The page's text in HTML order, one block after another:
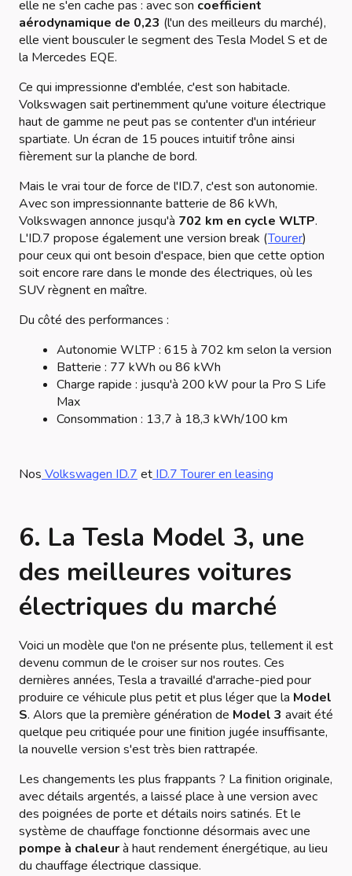
elle ne s'en cache pas : avec son coefficient
aérodynamique de 0,23 (l'un des meilleurs du marché),
elle vient bousculer le segment des Tesla Model S et de
la Mercedes EQE.
Ce qui impressionne d'emblée, c'est son habitacle.
Volkswagen sait pertinemment qu'une voiture électrique
haut de gamme ne peut pas se contenter d'un intérieur
spartiate. Un écran de 15 pouces intuitif trône ainsi
fièrement sur la planche de bord.
Mais le vrai tour de force de l'ID.7, c'est son autonomie.
Avec son impressionnante batterie de 86 kWh,
Volkswagen annonce jusqu'à 702 km en cycle WLTP.
L'ID.7 propose également une version break (Tourer)
pour ceux qui ont besoin d'espace, bien que cette option
soit encore rare dans le monde des électriques, où les
SUV règnent en maître.
Du côté des performances :
Autonomie WLTP : 615 à 702 km selon la version
Batterie : 77 kWh ou 86 kWh
Charge rapide : jusqu'à 200 kW pour la Pro S Life
Max
Consommation : 13,7 à 18,3 kWh/100 km
Nos Volkswagen ID.7 et ID.7 Tourer en leasing
6. La Tesla Model 3, une
des meilleures voitures
électriques du marché
Voici un modèle que l'on ne présente plus, tellement il est
devenu commun de le croiser sur nos routes. Ces
dernières années, Tesla a travaillé d'arrache-pied pour
produire ce véhicule plus petit et plus léger que la Model
S. Alors que la première génération de Model 3 avait été
quelque peu critiquée pour une finition jugée insuffisante,
la nouvelle version s'est très bien rattrapée.
Les changements les plus frappants ? La finition originale,
avec détails argentés, a laissé place à une version avec
des poignées de porte et détails noirs satinés. Et le
système de chauffage fonctionne désormais avec une
pompe à chaleurà haut rendement énergétique, au lieu
du chauffage électrique classique.